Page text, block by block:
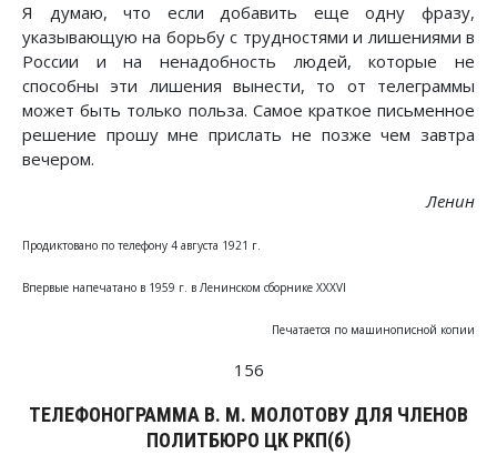
Я думаю, что если добавить еще одну фразу,
указывающую на борьбу с трудностями и лишениями в
России и на ненадобность людей, которые не
способны эти лишения вынести, то от телеграммы
может быть только польза. Самое краткое письменное
решение прошу мне прислать не позже чем завтра
вечером.
Ленин
Продиктовано по телефону 4 августа 1921 г.
Впервые напечатано в 1959 г. в Ленинском сборнике XXXVI
Печатается по машинописной копии
156
ТЕЛЕФОНОГРАММА В. М. МОЛОТОВУ ДЛЯ ЧЛЕНОВ
ПОЛИТБЮРО ЦК РКП(б)